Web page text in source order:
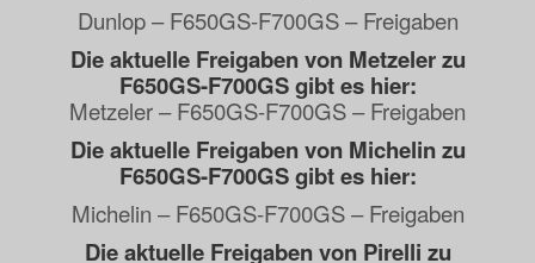
Dunlop – F650GS-F700GS – Freigaben
Die aktuelle Freigaben von Metzeler zu
F650GS-F700GS gibt es hier:
Metzeler – F650GS-F700GS – Freigaben
Die aktuelle Freigaben von Michelin zu
F650GS-F700GS gibt es hier:
Michelin – F650GS-F700GS – Freigaben
Die aktuelle Freigaben von Pirelli zu